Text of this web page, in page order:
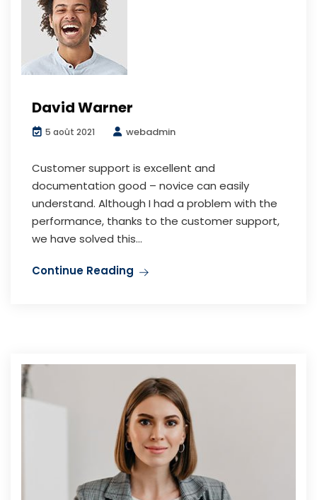
David Warner
5 août 2021 webadmin
Customer support is excellent and
documentation good – novice can easily
understand. Although I had a problem with the
performance, thanks to the customer support,
we have solved this...
Continue Reading